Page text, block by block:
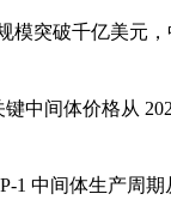
模突破千亿美元
中间体价格从
中间体生产周